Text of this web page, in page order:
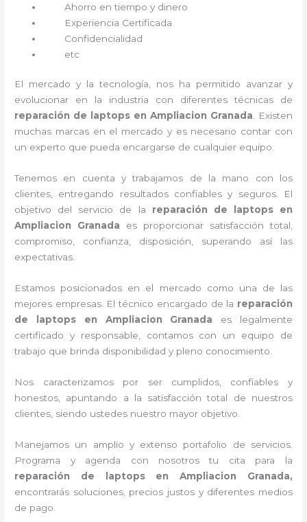
Ahorro en tiempo y dinero
Experiencia Certificada
Confidencialidad
etc
El mercado y la tecnología, nos ha permitido avanzar y
evolucionar en la industria con diferentes técnicas de
reparación de laptops en Ampliacion Granada . Existen
muchas marcas en el mercado y es necesario contar con
un experto que pueda encargarse de cualquier equipo.
Tenemos en cuenta y trabajamos de la mano con los
clientes, entregando resultados confiables y seguros. El
objetivo del servicio de la reparación de laptops en
Ampliacion Granada es proporcionar satisfacción total,
compromiso, confianza, disposición, superando así las
expectativas.
Estamos posicionados en el mercado como una de las
mejores empresas. El técnico encargado de la reparación
de laptops en Ampliacion Granada es legalmente
certificado y responsable, contamos con un equipo de
trabajo que brinda disponibilidad y pleno conocimiento.
Nos caracterizamos por ser cumplidos, confiables y
honestos, apuntando a la satisfacción total de nuestros
clientes, siendo ustedes nuestro mayor objetivo.
Manejamos un amplio y extenso portafolio de servicios.
Programa y agenda con nosotros tu cita para la
reparación de laptops en Ampliacion Granada,
encontrarás soluciones, precios justos y diferentes medios
de pago.